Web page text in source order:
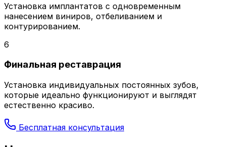
Установка имплантатов с одновременным
нанесением виниров, отбеливанием и
контурированием.
6
Финальная реставрация
Установка индивидуальных постоянных зубов,
которые идеально функционируют и выглядят
естественно красиво.
Бесплатная консультация